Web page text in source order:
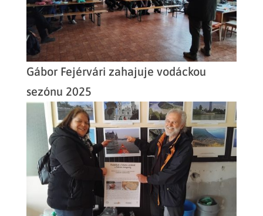
Gábor Fejérvári zahajuje vodáckou
sezónu 2025